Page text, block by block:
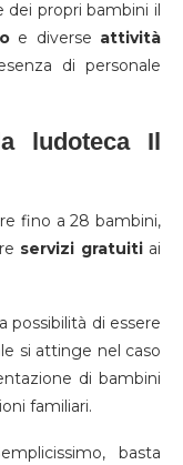
dei propri bambini il
e diverse attività
di personale
ludoteca Il
fino a 28 bambini,
servizi gratuitiai
possibilità di essere
si attinge nel caso
di bambini
familiari.
basta